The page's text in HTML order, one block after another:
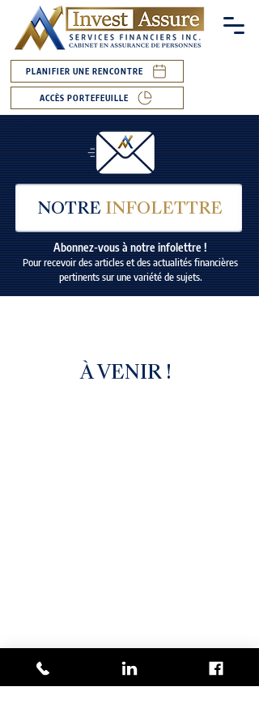
PLANIFIER UNE RENCONTRE
ACCÈS PORTEFEUILLE
NOTRE INFOLETTRE
Abonnez-vous à notre infolettre !
Pour recevoir des articles et des actualités financières
pertinents sur une variété de sujets.
À VENIR !